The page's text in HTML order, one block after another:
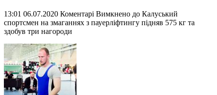
13:01 06.07.2020 Коментарі Вимкнено до Калуський
спортсмен на змаганнях з пауерліфтингу підняв 575 кг та
здобув три нагороди